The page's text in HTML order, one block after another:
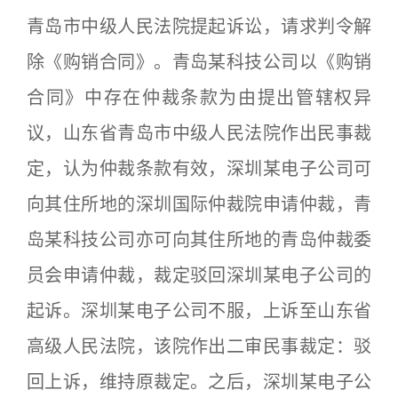
青岛市中级人民法院提起诉讼，请求判令解
除《购销合同》。青岛某科技公司以《购销
合同》中存在仲裁条款为由提出管辖权异
议，山东省青岛市中级人民法院作出民事裁
定，认为仲裁条款有效，深圳某电子公司可
向其住所地的深圳国际仲裁院申请仲裁，青
岛某科技公司亦可向其住所地的青岛仲裁委
员会申请仲裁，裁定驳回深圳某电子公司的
起诉。深圳某电子公司不服，上诉至山东省
高级人民法院，该院作出二审民事裁定：驳
回上诉，维持原裁定。之后，深圳某电子公